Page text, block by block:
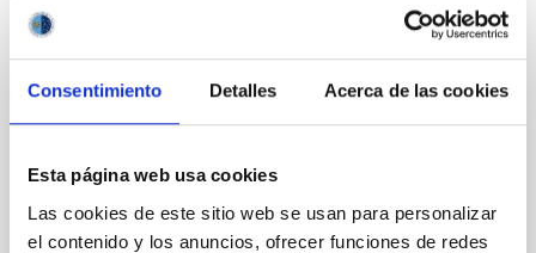
Consentimiento Detalles Acerca de las cookies
Esta página web usa cookies
Las cookies de este sitio web se usan para personalizar
el contenido y los anuncios, ofrecer funciones de redes
ASTROMANÍA
Astronomía y saber: una historia en
expansión acelerada